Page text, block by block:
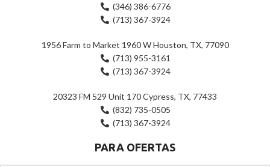
(346) 386-6776
(713) 367-3924
1956 Farm to Market 1960 W Houston, TX, 77090
(713) 955-3161
(713) 367-3924
20323 FM 529 Unit 170 Cypress, TX, 77433
(832) 735-0505
(713) 367-3924
PARA OFERTAS